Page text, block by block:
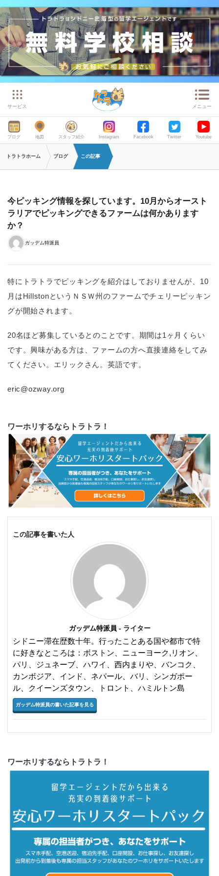
サービス メニュー
ブログ 地図 スタッフ紹介 Instagram Facebook Twitter Youtube
トラトラホーム ブログ この記事
今ピッキング情報を探しています。10月からオースト
ラリアでピッキングできるファームは何かあります
か？
ガッデム特派員
特にトラトラでピッキングを紹介はしておりませんが、10
月はHillstonというＮＳＷ州のファームでチェリーピッキン
グが開始されます。
20名ほど募集しているとのことです。期間は1ヶ月くらい
です。興味がある方は、ファームの方へ直接連絡をしてみ
てください。エリックさん。英語です。
eric@ozway.org
ワーホリするならトラトラ！
この記事を書いた人
ガッデム特派員 - ライター
シドニー滞在歴数十年。行ったことある国や都市で特
に好きなところは：ボストン、ニューヨーク,リオン、
パリ、ジュネーブ、ハワイ、西内まりや、バンコク、
カンボジア、インド、ネパール、バリ、シンガポー
ル、クイーンズタウン、トロント、ハミルトン島
ガッデム特派員の書いた記事を見る
ワーホリするならトラトラ！